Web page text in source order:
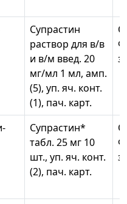
Супрастин
раствор для в/в
и в/м введ. 20
мг/мл 1 мл, амп.
(5), уп. яч. конт.
(1), пач. карт.
Супрастин*
табл. 25 мг 10
шт., уп. яч. конт.
(2), пач. карт.